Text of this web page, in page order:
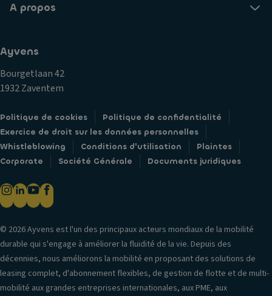
A propos
Ayvens
Bourgetlaan 42
1932 Zaventem
Politique de cookies
Politique de confidentialité
Exercice de droit sur les données personnelles
Whistleblowing
Conditions d'utilisation
Plaintes
Corporate
Société Générale Documents juridiques
© 2026 Ayvens est l'un des principaux acteurs mondiaux de la mobilité
durable qui s'engage à améliorer la fluidité de la vie. Depuis des
décennies, nous améliorons la mobilité en proposant des solutions de
leasing complet, d'abonnement flexibles, de gestion de flotte et de multi-
mobilité aux grandes entreprises internationales, aux PME, aux